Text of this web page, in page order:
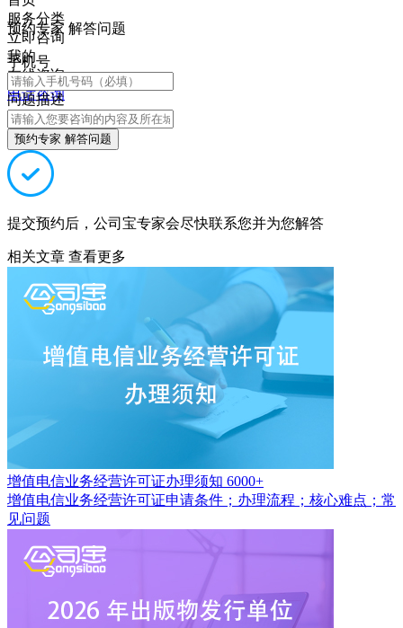
服务分类
立即咨询
我的
在线咨询
电话咨询
预约专家 解答问题
手机号
问题描述
预约专家 解答问题
提交预约后，公司宝专家会尽快联系您并为您解答
相关文章 查看更多
增值电信业务经营许可证办理须知 6000+
增值电信业务经营许可证申请条件；办理流程；核心难点；常
见问题